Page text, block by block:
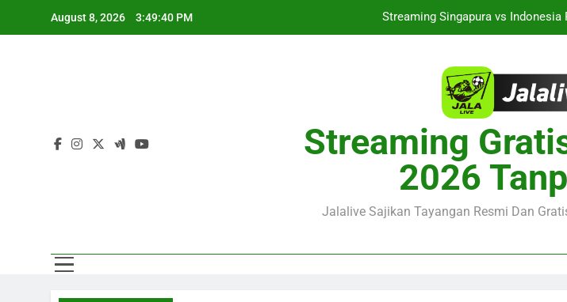
August 8, 2026 3:49:41 PM
Streaming Singapura vs Indonesia
Streaming Jalalive Barcelona vs
Nikmati Streaming PSG vs Man
Streaming Singapura vs Indonesia
Jalalive Aston Villa vs Bayern Club
Streaming
2026
Jalalive Sajikan Tayangan Resmi Dan